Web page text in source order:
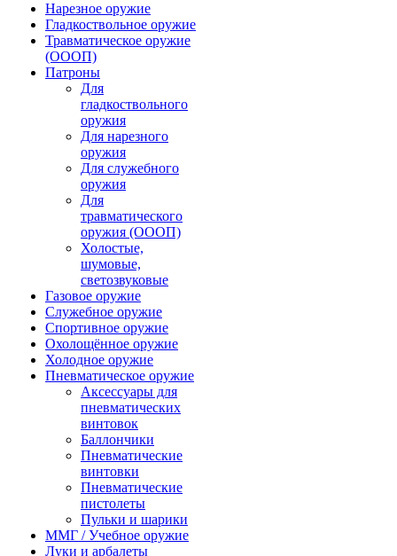
Нарезное оружие
Гладкоствольное оружие
Травматическое оружие
(ОООП)
Патроны
Для
гладкоствольного
оружия
Для нарезного
оружия
Для служебного
оружия
Для
травматического
оружия (ОООП)
Холостые,
шумовые,
светозвуковые
Газовое оружие
Служебное оружие
Спортивное оружие
Охолощённое оружие
Холодное оружие
Пневматическое оружие
Аксессуары для
пневматических
винтовок
Баллончики
Пневматические
винтовки
Пневматические
пистолеты
Пульки и шарики
ММГ / Учебное оружие
Луки и арбалеты